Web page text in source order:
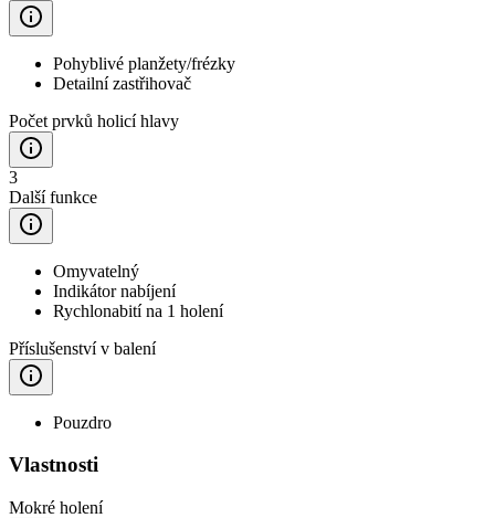
Pohyblivé planžety/frézky
Detailní zastřihovač
Počet prvků holicí hlavy
3
Další funkce
Omyvatelný
Indikátor nabíjení
Rychlonabití na 1 holení
Příslušenství v balení
Pouzdro
Vlastnosti
Mokré holení